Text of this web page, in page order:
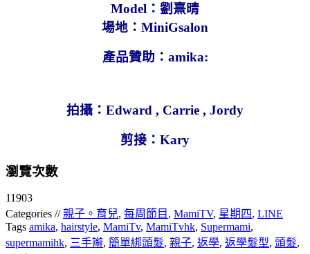
Model：劉熹晴
場地：MiniGsalon
產品贊助：amika:
拍攝： Edward , Carrie , Jordy
剪接： Kary
瀏覽次數
11903
Categories //親子。育兒, 每周節目 , MamiTV, 星期四, LINE
Tags amika, hairstyle, MamiTv, MamiTvhk, Supermami,
supermamihk, 三手辮, 簡單綁頭髮, 親子, 返學, 返學髮型, 頭髮,